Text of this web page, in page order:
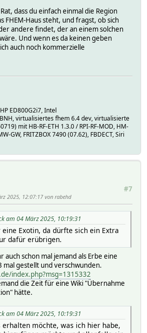
dass du einfach einmal die Region
FHEM-Haus steht, und fragst, ob sich
andere findet, der an einem solchen
Und wenn es da keinen geben
auch noch kommerzielle
ED800G2i7, Intel
virtualisiertes fhem 6.4 dev, virtualisierte
mit HB-RF-ETH 1.3.0 / RPI-RF-MOD, HM-
GW, FRITZBOX 7490 (07.62), FBDECT, Siri
#7
2025, 12:07:17 von rabehd
am 04 März 2025, 10:19:31
Exotin, da dürfte sich ein Extra
dafür erübrigen.
auch schon mal jemand als Erbe eine
mal gestellt und verschwunden.
index.php?msg=1315332
die Zeit für eine Wiki "Übernahme
hätte.
am 04 März 2025, 10:19:31
erhalten möchte, was ich hier habe,